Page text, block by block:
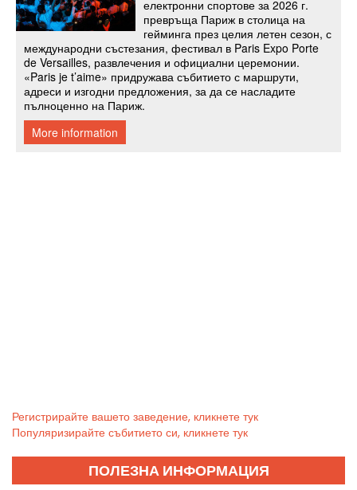
Регистрирайте вашето заведение, кликнете тук
Популяризирайте събитието си, кликнете тук
ПОЛЕЗНА ИНФОРМАЦИЯ